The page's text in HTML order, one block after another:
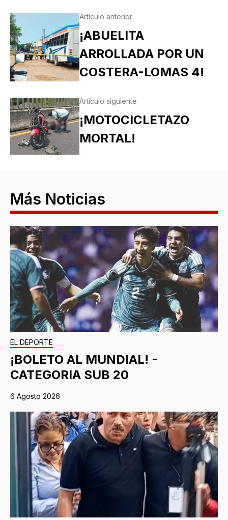
Artículo anterior
¡ABUELITA
ARROLLADA POR UN
COSTERA-LOMAS 4!
Artículo siguiente
¡MOTOCICLETAZO
MORTAL!
Más Noticias
EL DEPORTE
¡BOLETO AL MUNDIAL! -
CATEGORIA SUB 20
6 Agosto 2026